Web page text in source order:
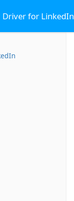
Driver for LinkedIn